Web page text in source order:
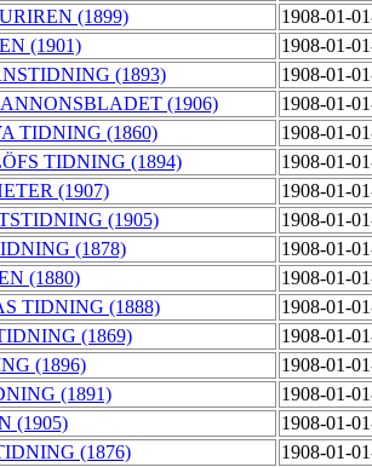
(1899)
1908-01-
(1901)
1908-01-
(1893)
1908-01-
(1906)
1908-01-
TIDNING (1860)
1908-01-
TIDNING (1894)
1908-01-
(1907)
1908-01-
(1905)
1908-01-
(1878)
1908-01-
(1880)
1908-01-
TIDNING (1888)
1908-01-
(1869)
1908-01-
(1896)
1908-01-
(1891)
1908-01-
(1905)
1908-01-
(1876)
1908-01-